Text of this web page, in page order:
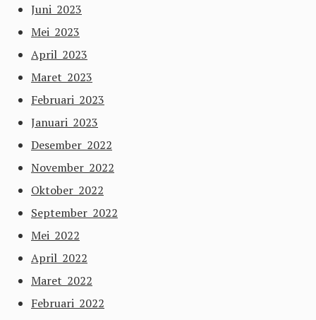
Juni 2023
Mei 2023
April 2023
Maret 2023
Februari 2023
Januari 2023
Desember 2022
November 2022
Oktober 2022
September 2022
Mei 2022
April 2022
Maret 2022
Februari 2022